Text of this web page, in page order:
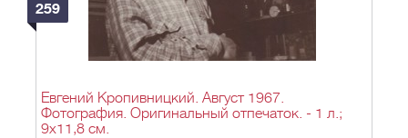
259
Евгений Кропивницкий. Август 1967.
Фотография. Оригинальный отпечаток. - 1 л.;
9х11,8 см.